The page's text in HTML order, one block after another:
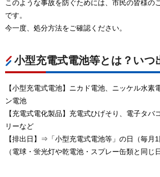
このような事故を防ぐためには、市民の皆様の
です。
今一度、処分方法をご確認ください。
小型充電式電池等とは？いつ
【小型充電式電池】ニカド電池、ニッケル水素
ン電池
【充電式電化製品】充電式ひげそり、電子タバ
リーなど
【排出日】⇒「小型充電式電池等」の日（毎月1
（電球・蛍光灯や乾電池・スプレー缶類と同じ日